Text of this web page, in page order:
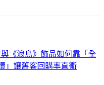
《浪島》飾品如何靠「全
」讓舊客回購率直衝